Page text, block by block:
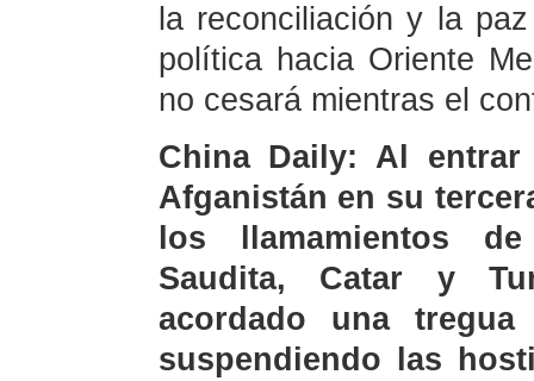
la reconciliación y la
política hacia Oriente
no cesará mientras el
China Daily: Al
Afganistán en su
los llamamientos
Saudita, Catar y
acordado una
suspendiendo las